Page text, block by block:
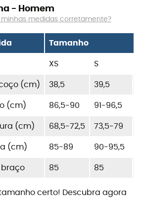
- Homem
medidas corretamente?
Tamanho
XS S
(cm) 38,5 39,5
(cm) 86,5-90 91-96,5
(cm) 68,5-72,5 73,5-79
(cm) 85-89 90-95,5
braço 85 85
certo! Descubra agora